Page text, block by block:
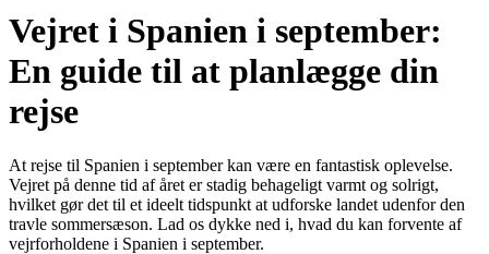
Vejret i Spanien i september:
En guide til at planlægge din
rejse
At rejse til Spanien i september kan være en fantastisk oplevelse.
Vejret på denne tid af året er stadig behageligt varmt og solrigt,
hvilket gør det til et ideelt tidspunkt at udforske landet udenfor den
travle sommersæson. Lad os dykke ned i, hvad du kan forvente af
vejrforholdene i Spanien i september.